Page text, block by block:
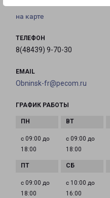
на карте
ТЕЛЕФОН
8(48439) 9-70-30
EMAIL
Obninsk-fr@pecom.ru
ГРАФИК РАБОТЫ
с 09:00 до
18:00
с 09:00 до
18:00
с 09:00 до
18:00
с 10:00 до
16:00